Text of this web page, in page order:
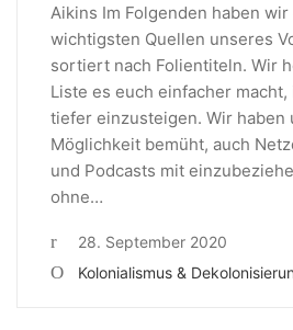
Aikins Im Folgenden haben
wichtigsten Quellen unseres
sortiert nach Folientiteln. Wir
Liste es euch einfacher
tiefer einzusteigen. Wir haben
Möglichkeit bemüht, auch
und Podcasts mit
ohne…
28. September 2020
Kolonialismus &